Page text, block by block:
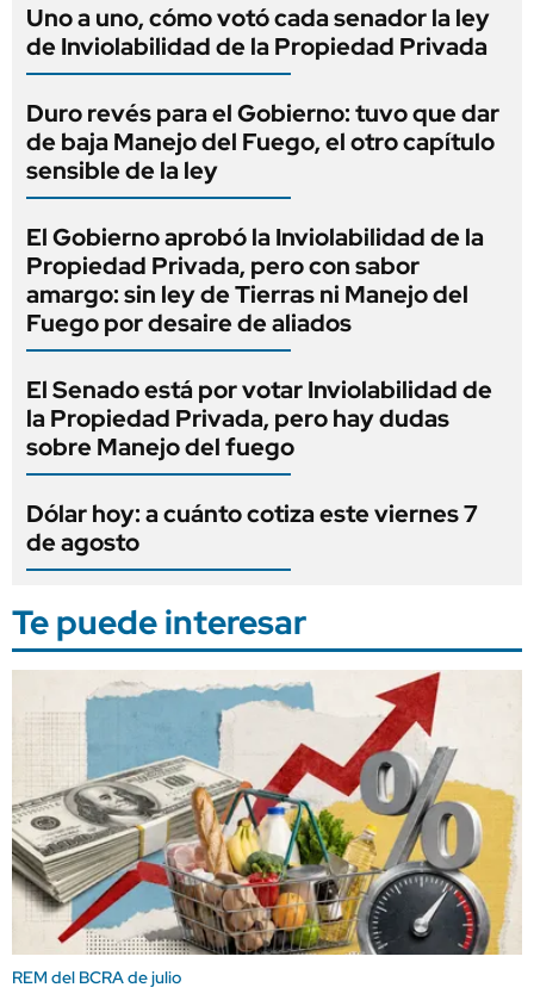
Uno a uno, cómo votó cada senador la ley
de Inviolabilidad de la Propiedad Privada
Duro revés para el Gobierno: tuvo que dar
de baja Manejo del Fuego, el otro capítulo
sensible de la ley
El Gobierno aprobó la Inviolabilidad de la
Propiedad Privada, pero con sabor
amargo: sin ley de Tierras ni Manejo del
Fuego por desaire de aliados
El Senado está por votar Inviolabilidad de
la Propiedad Privada, pero hay dudas
sobre Manejo del fuego
Dólar hoy: a cuánto cotiza este viernes 7
de agosto
Te puede interesar
REM del BCRA de julio